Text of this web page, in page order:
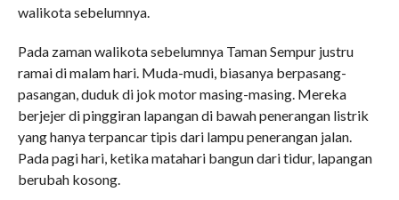
walikota sebelumnya.
Pada zaman walikota sebelumnya Taman Sempur justru
ramai di malam hari. Muda-mudi, biasanya berpasang-
pasangan, duduk di jok motor masing-masing. Mereka
berjejer di pinggiran lapangan di bawah penerangan listrik
yang hanya terpancar tipis dari lampu penerangan jalan.
Pada pagi hari, ketika matahari bangun dari tidur, lapangan
berubah kosong.